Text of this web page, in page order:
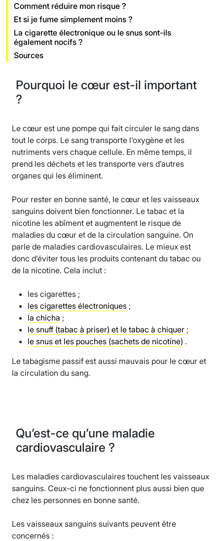
Comment réduire mon risque ?
Et si je fume simplement moins ?
La cigarette électronique ou le snus sont-ils
également nocifs ?
Sources
Pourquoi le cœur est-il important
?
Le cœur est une pompe qui fait circuler le sang dans
tout le corps. Le sang transporte l’oxygène et les
nutriments vers chaque cellule. En même temps, il
prend les déchets et les transporte vers d’autres
organes qui les éliminent.
Pour rester en bonne santé, le cœur et les vaisseaux
sanguins doivent bien fonctionner. Le tabac et la
nicotine les abîment et augmentent le risque de
maladies du cœur et de la circulation sanguine. On
parle de maladies cardiovasculaires. Le mieux est
donc d’éviter tous les produits contenant du tabac ou
de la nicotine. Cela inclut :
les cigarettes ;
les cigarettes électroniques ;
la chicha ;
le snuff (tabac à priser) et le tabac à chiquer ;
le snus et les pouches (sachets de nicotine) .
Le tabagisme passif est aussi mauvais pour le cœur et
la circulation du sang.
Qu’est-ce qu’une maladie
cardiovasculaire ?
Les maladies cardiovasculaires touchent les vaisseaux
sanguins. Ceux-ci ne fonctionnent plus aussi bien que
chez les personnes en bonne santé.
Les vaisseaux sanguins suivants peuvent être
concernés :